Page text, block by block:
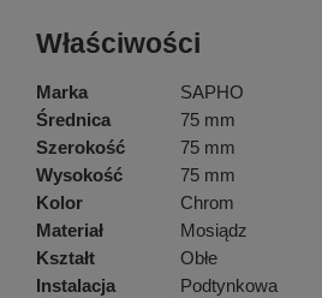
Właściwości
Marka
SAPHO
Średnica
75 mm
Szerokość
75 mm
Wysokość
75 mm
Kolor
Chrom
Materiał
Mosiądz
Kształt
Obłe
Instalacja
Podtynkowa